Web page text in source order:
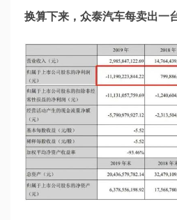
换算下来，众泰汽车每卖出一